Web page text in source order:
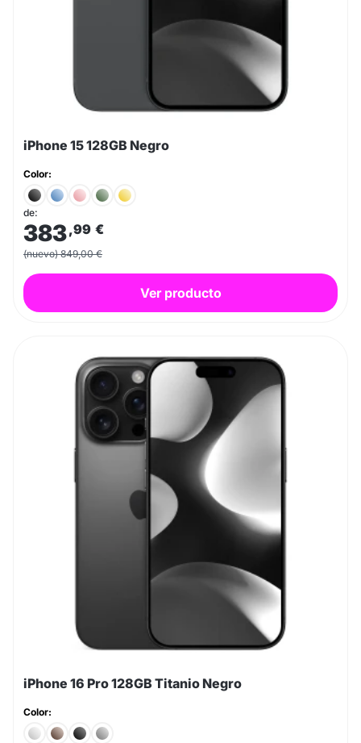
iPhone 15 128GB Negro
Color:
de:
383,99 €
(nuevo) 849,00 €
Ver producto
iPhone 16 Pro 128GB Titanio Negro
Color: